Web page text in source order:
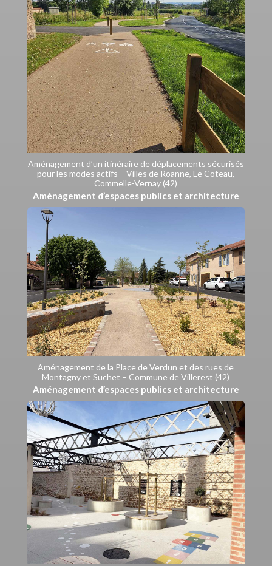
Aménagement d’un itinéraire de déplacements sécurisés
pour les modes actifs – Villes de Roanne, Le Coteau,
Commelle-Vernay (42)
Aménagement d’espaces publics et architecture
Aménagement de la Place de Verdun et des rues de
Montagny et Suchet – Commune de Villerest (42)
Aménagement d’espaces publics et architecture